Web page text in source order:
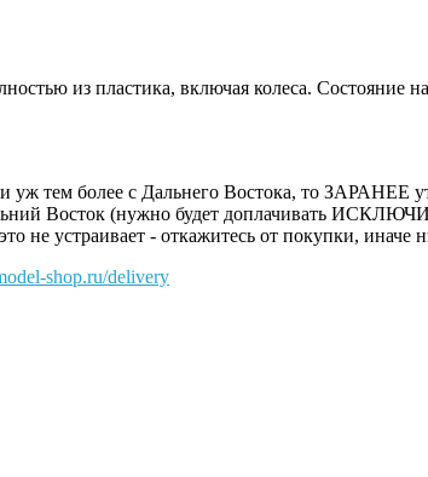
из пластика, включая колеса.
уж тем более с Дальнего Востока, то ЗАРАНЕЕ
Восток (нужно будет доплачивать
не устраивает - откажитесь от покупки, иначе
shop.ru/delivery